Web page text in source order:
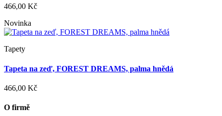
466,00 Kč
Novinka
Tapety
Tapeta na zeď, FOREST DREAMS, palma hnědá
466,00 Kč
O firmě